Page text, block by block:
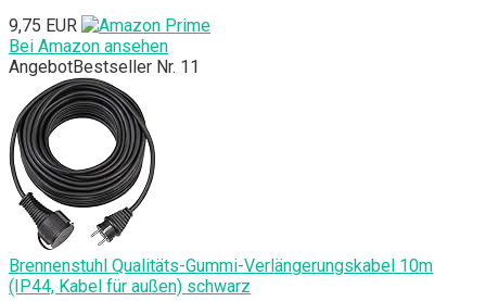
9,75 EUR
Bei Amazon ansehen
AngebotBestseller Nr. 11
Brennenstuhl Qualitäts-Gummi-Verlängerungskabel 10m
(IP44, Kabel für außen) schwarz